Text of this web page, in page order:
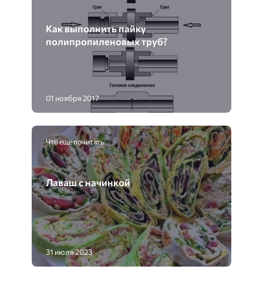
Как выполнить пайку
полипропиленовых труб?
01 ноября 2017
Что еще почитать
Лаваш с начинкой
31 июля 2023